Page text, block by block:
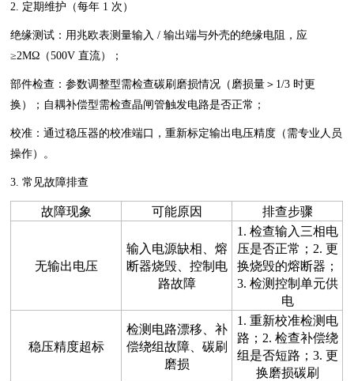
2. 定期维护（每年 1 次）
绝缘测试：用兆欧表测量输入 / 输出端与外壳的绝缘电阻，应
≥2MΩ（500V 直流）；
部件检查：参数调整型需检查碳刷磨损情况（磨损量＞1/3 时更
换）；自耦补偿型需检查晶闸管触发电路是否正常；
校准：通过稳压器的校准端口，重新标定输出电压精度（需专业人员
操作）。
3. 常见故障排查
故障现象 可能原因 排查步骤
无输出电压
输入电源缺相、熔
断器烧毁、控制电
路故障
1. 检查输入三相电
压是否正常；2. 更
换烧毁的熔断器；
3. 检测控制单元供
电
稳压精度超标
检测电路漂移、补
偿绕组故障、碳刷
磨损
1. 重新校准检测电
路；2. 检查补偿绕
组是否短路；3. 更
换磨损碳刷